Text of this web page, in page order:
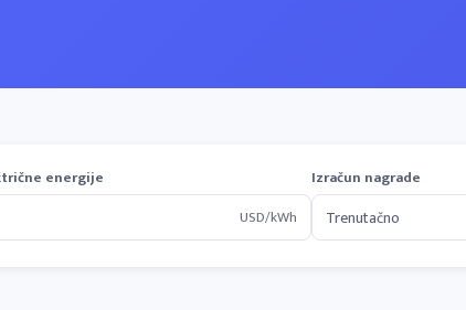
energije
USD/kWh
Izračun nagrade